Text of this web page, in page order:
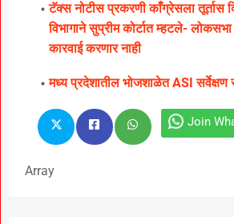
टॅक्स नोटीस प्रकरणी काँग्रेसला तूर्तास
विभागाने सुप्रीम कोर्टात म्हटले-
कारवाई करणार नाही
मध्य प्रदेशातील भोजशाळेत ASI सर्वेक्षण
Join
Array